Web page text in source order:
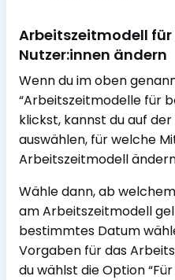
Arbeitszeitmodell
Nutzer:innen ändern
Wenn du im oben
“Arbeitszeitmodelle für
klickst, kannst du auf
auswählen, für welche
Arbeitszeitmodell
Wähle dann, ab
am Arbeitszeitmodell
bestimmtes Datum
Vorgaben für das
du wählst die Option